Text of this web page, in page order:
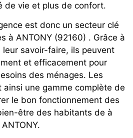
de vie et plus de confort.
est donc un secteur clé
à ANTONY (92160) . Grâce à
savoir-faire, ils peuvent
et efficacement pour
des ménages. Les
une gamme complète de
le bon fonctionnement des
être des habitants de à
ANTONY.